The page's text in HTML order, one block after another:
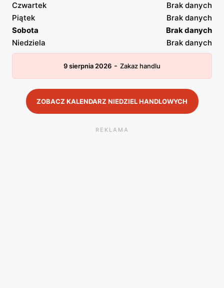
Czwartek
Brak danych
Piątek
Brak danych
Sobota
Brak danych
Niedziela
Brak danych
9 sierpnia 2026 - Zakaz handlu
ZOBACZ KALENDARZ NIEDZIEL HANDLOWYCH
REKLAMA